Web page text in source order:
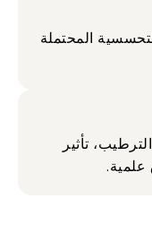
المحتملة
تأثير